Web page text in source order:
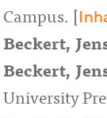
Campus. [
Beckert,
Beckert,
University